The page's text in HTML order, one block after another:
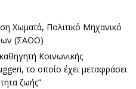
Χωματά, Πολιτικό Μηχανικό
(ΣΑΟΟ)
Κοινωνικής
το οποίο έχει μεταφράσει
ζωής”